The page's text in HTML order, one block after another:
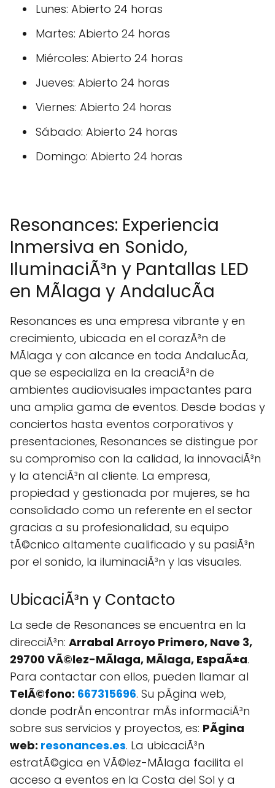
Lunes: Abierto 24 horas
Martes: Abierto 24 horas
Miércoles: Abierto 24 horas
Jueves: Abierto 24 horas
Viernes: Abierto 24 horas
Sábado: Abierto 24 horas
Domingo: Abierto 24 horas
Resonances: Experiencia
Inmersiva en Sonido,
IluminaciÃ³n y Pantallas LED
en MÃlaga y AndalucÃ­a
Resonances es una empresa vibrante y en
crecimiento, ubicada en el corazÃ³n de
MÃlaga y con alcance en toda AndalucÃ­a,
que se especializa en la creaciÃ³n de
ambientes audiovisuales impactantes para
una amplia gama de eventos. Desde bodas y
conciertos hasta eventos corporativos y
presentaciones, Resonances se distingue por
su compromiso con la calidad, la innovaciÃ³n
y la atenciÃ³n al cliente. La empresa,
propiedad y gestionada por mujeres, se ha
consolidado como un referente en el sector
gracias a su profesionalidad, su equipo
tÃ©cnico altamente cualificado y su pasiÃ³n
por el sonido, la iluminaciÃ³n y las visuales.
UbicaciÃ³n y Contacto
La sede de Resonances se encuentra en la
direcciÃ³n: Arrabal Arroyo Primero, Nave 3,
29700 VÃ©lez-MÃlaga, MÃlaga, EspaÃ±a.
Para contactar con ellos, pueden llamar al
TelÃ©fono: 667315696. Su pÃgina web,
donde podrÃn encontrar mÃs informaciÃ³n
sobre sus servicios y proyectos, es: PÃgina
web: resonances.es. La ubicaciÃ³n
estratÃ©gica en VÃ©lez-MÃlaga facilita el
acceso a eventos en la Costa del Sol y a